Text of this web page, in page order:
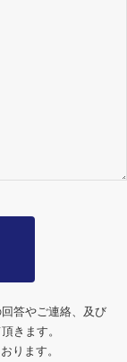
答やご連絡、及び
きます。
ります。